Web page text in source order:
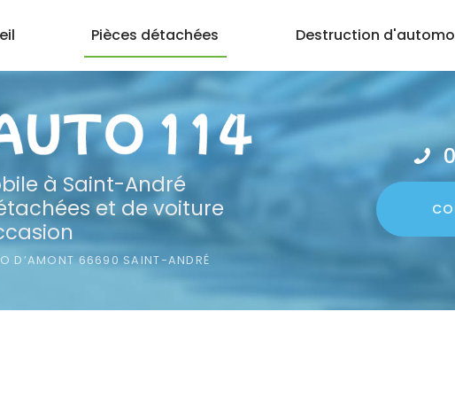
Pièces détachées Destruction
à Saint-André
et de voiture
D’AMONT 66690 SAINT-ANDRÉ